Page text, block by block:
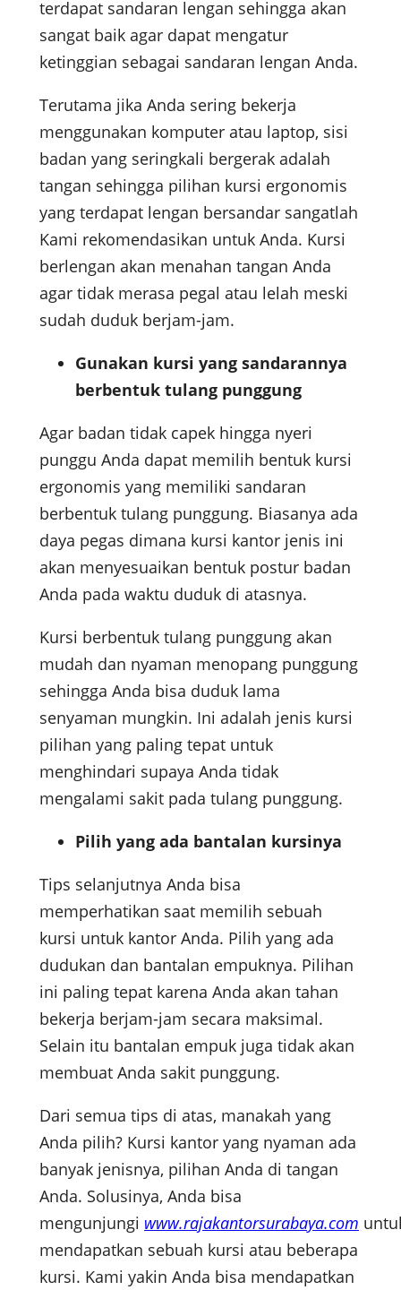
terdapat sandaran lengan sehingga akan
sangat baik agar dapat mengatur
ketinggian sebagai sandaran lengan Anda.
Terutama jika Anda sering bekerja
menggunakan komputer atau laptop, sisi
badan yang seringkali bergerak adalah
tangan sehingga pilihan kursi ergonomis
yang terdapat lengan bersandar sangatlah
Kami rekomendasikan untuk Anda. Kursi
berlengan akan menahan tangan Anda
agar tidak merasa pegal atau lelah meski
sudah duduk berjam-jam.
Gunakan kursi yang sandarannya
berbentuk tulang punggung
Agar badan tidak capek hingga nyeri
punggu Anda dapat memilih bentuk kursi
ergonomis yang memiliki sandaran
berbentuk tulang punggung. Biasanya ada
daya pegas dimana kursi kantor jenis ini
akan menyesuaikan bentuk postur badan
Anda pada waktu duduk di atasnya.
Kursi berbentuk tulang punggung akan
mudah dan nyaman menopang punggung
sehingga Anda bisa duduk lama
senyaman mungkin. Ini adalah jenis kursi
pilihan yang paling tepat untuk
menghindari supaya Anda tidak
mengalami sakit pada tulang punggung.
Pilih yang ada bantalan kursinya
Tips selanjutnya Anda bisa
memperhatikan saat memilih sebuah
kursi untuk kantor Anda. Pilih yang ada
dudukan dan bantalan empuknya. Pilihan
ini paling tepat karena Anda akan tahan
bekerja berjam-jam secara maksimal.
Selain itu bantalan empuk juga tidak akan
membuat Anda sakit punggung.
Dari semua tips di atas, manakah yang
Anda pilih? Kursi kantor yang nyaman ada
banyak jenisnya, pilihan Anda di tangan
Anda. Solusinya, Anda bisa
mengunjungi www.rajakantorsurabaya.com
mendapatkan sebuah kursi atau beberapa
kursi. Kami yakin Anda bisa mendapatkan